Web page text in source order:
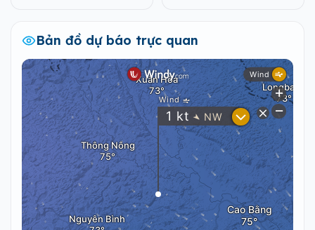
Bản đồ dự báo trực quan